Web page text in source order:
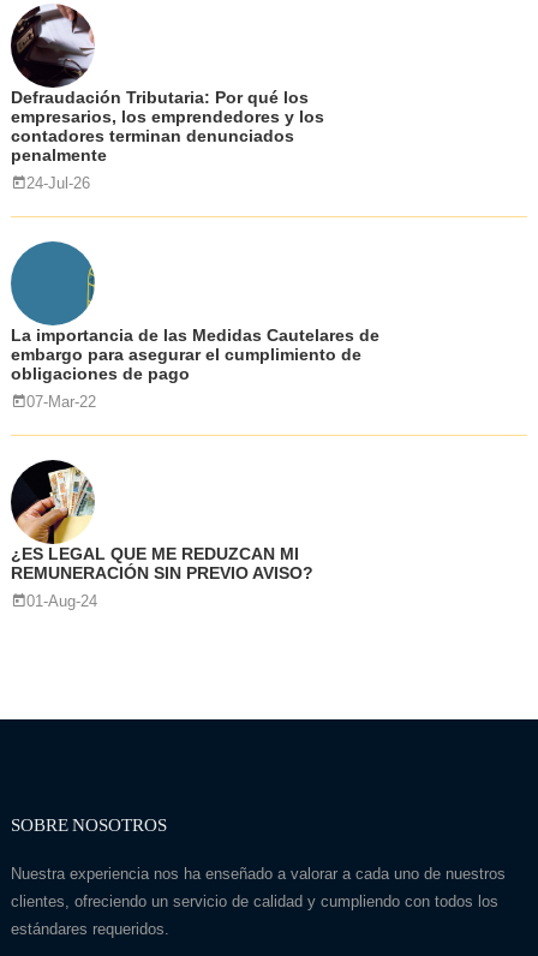
Defraudación Tributaria: Por qué los
empresarios, los emprendedores y los
contadores terminan denunciados
penalmente
24-Jul-26
La importancia de las Medidas Cautelares de
embargo para asegurar el cumplimiento de
obligaciones de pago
07-Mar-22
¿ES LEGAL QUE ME REDUZCAN MI
REMUNERACIÓN SIN PREVIO AVISO?
01-Aug-24
SOBRE NOSOTROS
Nuestra experiencia nos ha enseñado a valorar a cada uno de nuestros
clientes, ofreciendo un servicio de calidad y cumpliendo con todos los
estándares requeridos.